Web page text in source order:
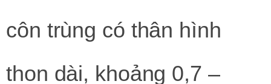
côn trùng có thân hình
thon dài, khoảng 0,7 –